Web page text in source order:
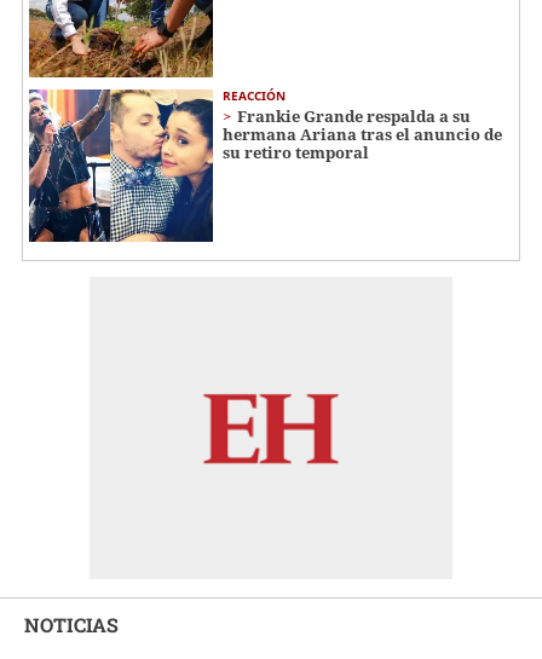
REACCIÓN
Frankie Grande respalda a su
hermana Ariana tras el anuncio de
su retiro temporal
NOTICIAS